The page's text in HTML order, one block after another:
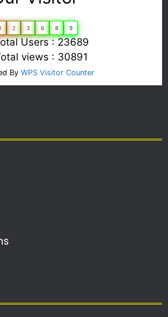
2 3 6 8 9
Users : 23689
views : 30891
By WPS Visitor Counter